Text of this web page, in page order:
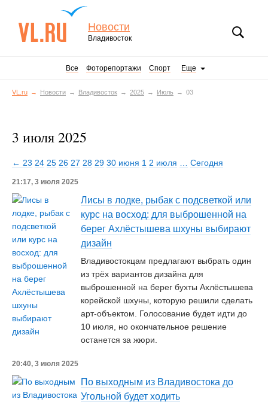
Новости
Владивосток
Все Фоторепортажи Спорт Еще
VL.ru Новости Владивосток 2025 Июль 03
3 июля 2025
← 23 24 25 26 27 28 29 30 июня 1 2 июля Сегодня
21:17, 3 июля 2025
Лисы в лодке, рыбак с подсветкой или
курс на восход: для выброшенной на
берег Ахлёстышева шхуны выбирают
дизайн
Владивостокцам предлагают выбрать один
из трёх вариантов дизайна для
выброшенной на берег бухты Ахлёстышева
корейской шхуны, которую решили сделать
арт-объектом. Голосование будет идти до
10 июля, но окончательное решение
останется за жюри.
20:40, 3 июля 2025
По выходным из Владивостока до
Угольной будет ходить